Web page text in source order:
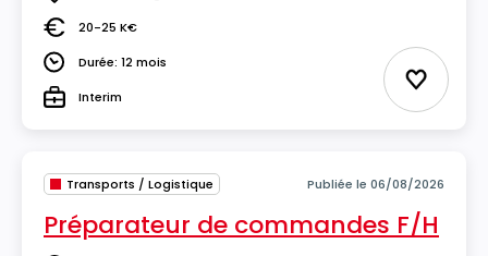
Salaire20-25 K€
DuréeDurée: 12 mois
TypeInterim Ajouter
Transports / Logistique Publiée le 06/08/2026
Préparateur de commandes F/H